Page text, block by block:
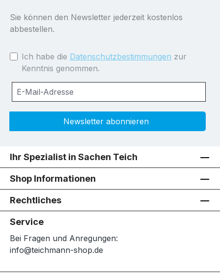
Sie können den Newsletter jederzeit kostenlos
abbestellen.
Ich habe die Datenschutzbestimmungen zur
Kenntnis genommen.
Newsletter abonnieren
Ihr Spezialist in Sachen Teich
Shop Informationen
Rechtliches
Service
Bei Fragen und Anregungen:
info@teichmann-shop.de